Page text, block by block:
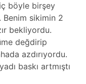
böyle birşey
Benim sikimin 2
bekliyordu.
değdirip
azdırıyordu.
baskı artmıştı